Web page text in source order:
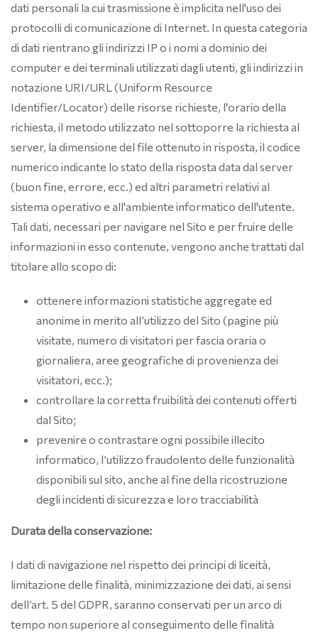
dati personali la cui trasmissione è implicita nell'uso dei
protocolli di comunicazione di Internet. In questa categoria
di dati rientrano gli indirizzi IP o i nomi a dominio dei
computer e dei terminali utilizzati dagli utenti, gli indirizzi in
notazione URI/URL (Uniform Resource
Identifier/Locator) delle risorse richieste, l'orario della
richiesta, il metodo utilizzato nel sottoporre la richiesta al
server, la dimensione del file ottenuto in risposta, il codice
numerico indicante lo stato della risposta data dal server
(buon fine, errore, ecc.) ed altri parametri relativi al
sistema operativo e all'ambiente informatico dell'utente.
Tali dati, necessari per navigare nel Sito e per fruire delle
informazioni in esso contenute, vengono anche trattati dal
titolare allo scopo di:
ottenere informazioni statistiche aggregate ed
anonime in merito all’utilizzo del Sito (pagine più
visitate, numero di visitatori per fascia oraria o
giornaliera, aree geografiche di provenienza dei
visitatori, ecc.);
controllare la corretta fruibilità dei contenuti offerti
dal Sito;
prevenire o contrastare ogni possibile illecito
informatico, l’utilizzo fraudolento delle funzionalità
disponibili sul sito, anche al fine della ricostruzione
degli incidenti di sicurezza e loro tracciabilità
Durata della conservazione:
I dati di navigazione nel rispetto dei principi di liceità,
limitazione delle finalità, minimizzazione dei dati, ai sensi
dell’art. 5 del GDPR, saranno conservati per un arco di
tempo non superiore al conseguimento delle finalità